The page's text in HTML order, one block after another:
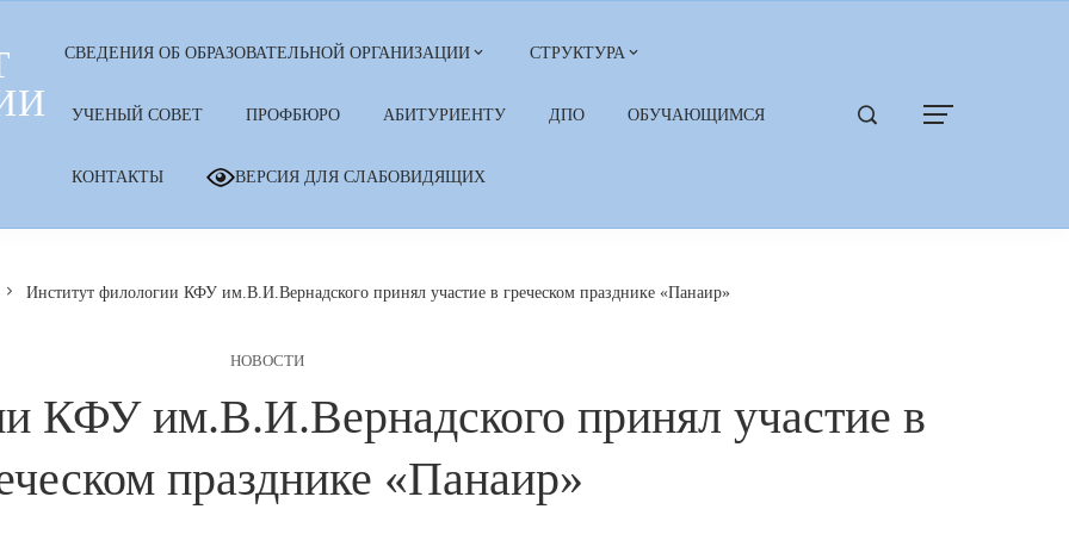
СВЕДЕНИЯ ОБ ОБРАЗОВАТЕЛЬНОЙ ОРГАНИЗАЦИИ СТРУКТУРА
УЧЕНЫЙ СОВЕТ ПРОФБЮРО АБИТУРИЕНТУ ДПО ОБУЧАЮЩИМСЯ
КОНТАКТЫ ВЕРСИЯ ДЛЯ СЛАБОВИДЯЩИХ
Институт филологии КФУ им.В.И.Вернадского принял участие в греческом празднике «Панаир»
НОВОСТИ
КФУ им.В.И.Вернадского принял участие в
празднике «Панаир»